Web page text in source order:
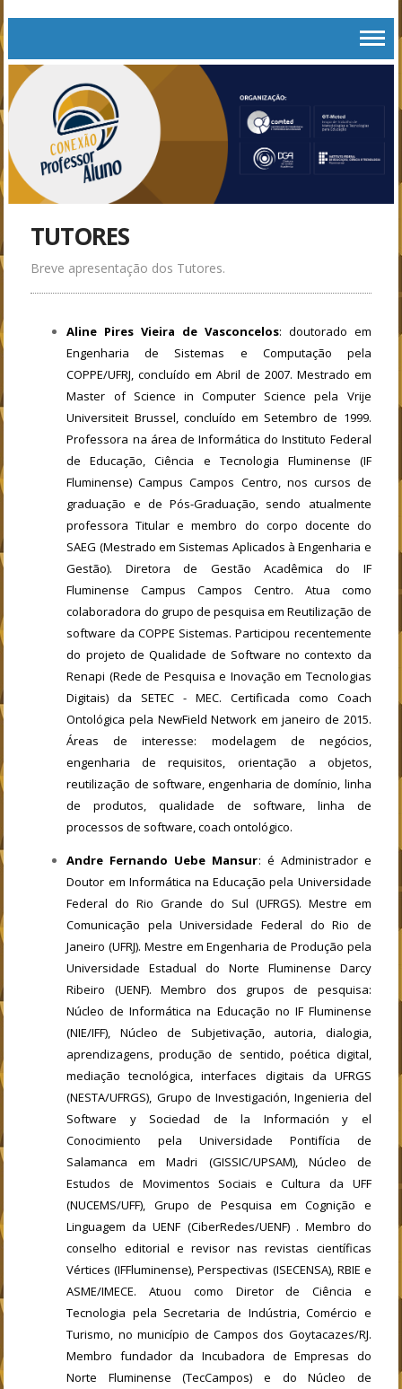
TUTORES
Breve apresentação dos Tutores.
Aline Pires Vieira de Vasconcelos: doutorado em
Engenharia de Sistemas e Computação pela
COPPE/UFRJ, concluído em Abril de 2007. Mestrado em
Master of Science in Computer Science pela Vrije
Universiteit Brussel, concluído em Setembro de 1999.
Professora na área de Informática do Instituto Federal
de Educação, Ciência e Tecnologia Fluminense (IF
Fluminense) Campus Campos Centro, nos cursos de
graduação e de Pós-Graduação, sendo atualmente
professora Titular e membro do corpo docente do
SAEG (Mestrado em Sistemas Aplicados à Engenharia e
Gestão). Diretora de Gestão Acadêmica do IF
Fluminense Campus Campos Centro. Atua como
colaboradora do grupo de pesquisa em Reutilização de
software da COPPE Sistemas. Participou recentemente
do projeto de Qualidade de Software no contexto da
Renapi (Rede de Pesquisa e Inovação em Tecnologias
Digitais) da SETEC - MEC. Certificada como Coach
Ontológica pela NewField Network em janeiro de 2015.
Áreas de interesse: modelagem de negócios,
engenharia de requisitos, orientação a objetos,
reutilização de software, engenharia de domínio, linha
de produtos, qualidade de software, linha de
processos de software, coach ontológico.
Andre Fernando Uebe Mansur: é Administrador e
Doutor em Informática na Educação pela Universidade
Federal do Rio Grande do Sul (UFRGS). Mestre em
Comunicação pela Universidade Federal do Rio de
Janeiro (UFRJ). Mestre em Engenharia de Produção pela
Universidade Estadual do Norte Fluminense Darcy
Ribeiro (UENF). Membro dos grupos de pesquisa:
Núcleo de Informática na Educação no IF Fluminense
(NIE/IFF), Núcleo de Subjetivação, autoria, dialogia,
aprendizagens, produção de sentido, poética digital,
mediação tecnológica, interfaces digitais da UFRGS
(NESTA/UFRGS), Grupo de Investigación, Ingenieria del
Software y Sociedad de la Información y el
Conocimiento pela Universidade Pontifícia de
Salamanca em Madri (GISSIC/UPSAM), Núcleo de
Estudos de Movimentos Sociais e Cultura da UFF
(NUCEMS/UFF), Grupo de Pesquisa em Cognição e
Linguagem da UENF (CiberRedes/UENF) . Membro do
conselho editorial e revisor nas revistas científicas
Vértices (IFFluminense), Perspectivas (ISECENSA), RBIE e
ASME/IMECE. Atuou como Diretor de Ciência e
Tecnologia pela Secretaria de Indústria, Comércio e
Turismo, no município de Campos dos Goytacazes/RJ.
Membro fundador da Incubadora de Empresas do
Norte Fluminense (TecCampos) e do Núcleo de